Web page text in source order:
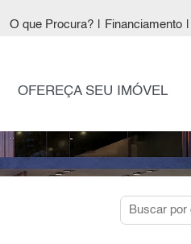
O que Procura? Financiamento
OFEREÇA SEU IMÓVEL